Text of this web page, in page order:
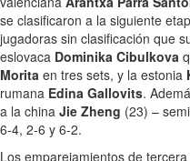
se clasificaron a la siguiente
jugadoras sin clasificación que
eslovaca Dominika Cibulkova
Morita en tres sets, y la estonia
rumana Edina Gallovits.
a la china Jie Zheng (23) –
6-4, 2-6 y 6-2.
Los emparejamientos de